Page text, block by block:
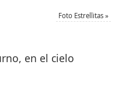
Foto Estrellitas »
en el cielo